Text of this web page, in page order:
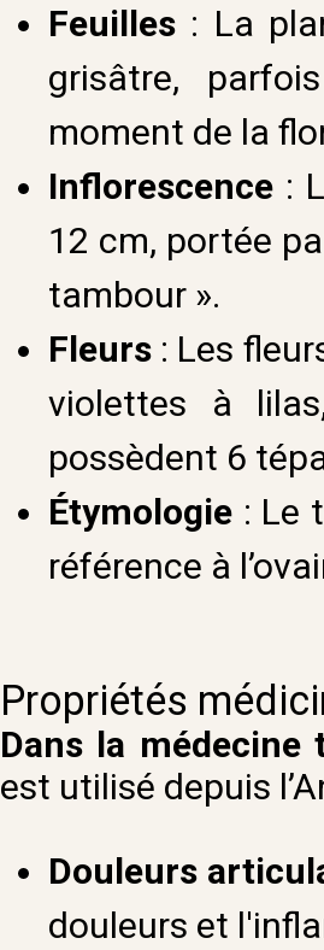
Feuilles : La
grisâtre,
moment de la
Inflorescence :
12 cm, portée
tambour ».
Fleurs : Les
violettes à
possèdent 6
Étymologie : Le
référence à
Propriétés
Dans la
est utilisé depuis
Douleurs
douleurs et